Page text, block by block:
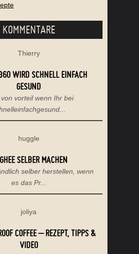
KOMMENTARE
Thierry
WIRD SCHNELL EINFACH
GESUND
vorteil wenn Ihr bei
huggle
GHEE SELBER MACHEN
selber herstellen, wenn
es das Pr...
joliya
COFFEE – REZEPT, TIPPS &
VIDEO